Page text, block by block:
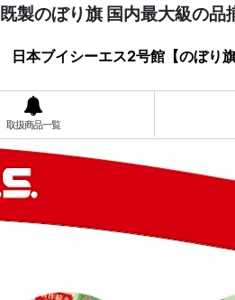
既製のぼり旗 国内最大級の
日本ブイシーエス2号館【のぼ
取扱商品一覧